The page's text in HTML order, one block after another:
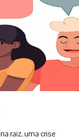
raiz, uma crise